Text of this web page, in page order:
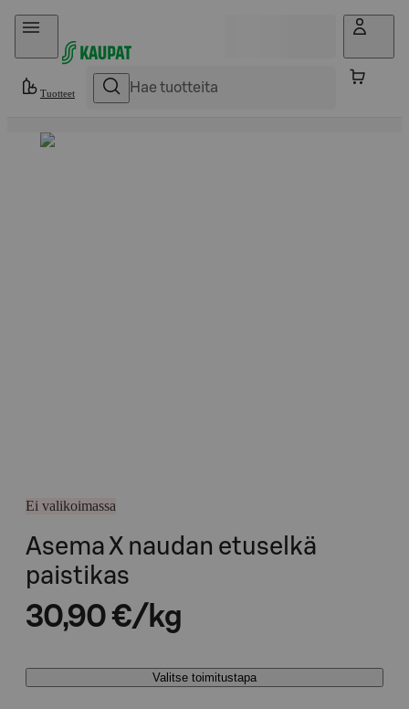
Hyppää sisältöön
Tuotteet
Ei valikoimassa
Asema X naudan etuselkä
paistikas
30,90 €/kg
Valitse toimitustapa